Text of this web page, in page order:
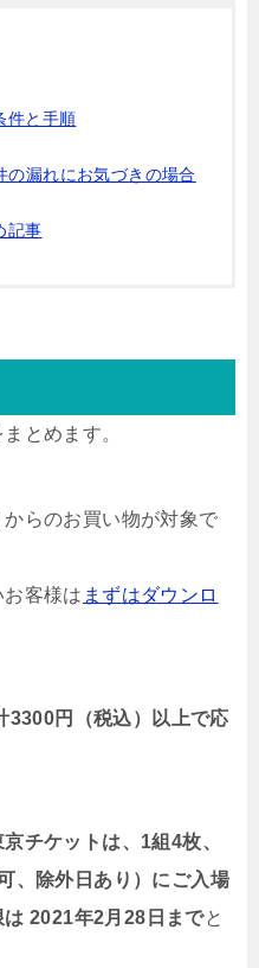
件と手順
の漏れにお気づきの場合
記事
とめます。
からのお買い物が対象で
客様は まずはダウンロ
3300円（税込）以上で応
チケットは、1組4枚、
、除外日あり）にご入場
は 2021年2月28日までと